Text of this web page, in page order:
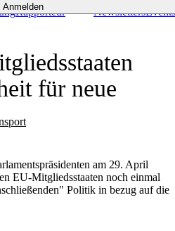
Anmelden
Rapporteur NewslettersEvents
für neue
am 29. April
EU-Mitgliedsstaaten noch einmal
Politik in bezug auf die